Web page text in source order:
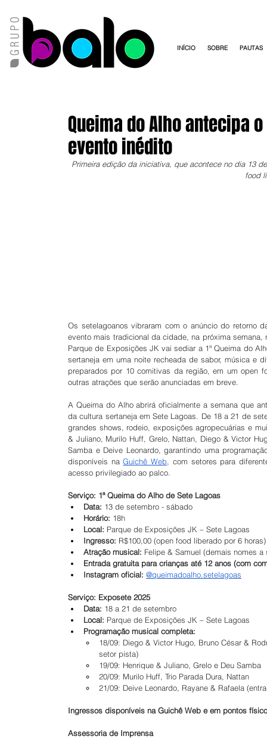
INÍCIO SOBRE PAUTAS
Queima do Alho antecipa
evento inédito
Primeira edição da iniciativa, que acontece no dia 13
food
Os setelagoanos vibraram com o anúncio do retorno
evento mais tradicional da cidade, na próxima
Parque de Exposições JK vai sediar a 1ª Queima do
sertaneja em uma noite recheada de sabor, música e
preparados por 10 comitivas da região, em um open
outras atrações que serão anunciadas em breve.
A Queima do Alho abrirá oficialmente a semana que
da cultura sertaneja em Sete Lagoas. De 18 a 21 de
grandes shows, rodeio, exposições agropecuárias e
& Juliano, Murilo Huff, Grelo, Nattan, Diego & Victor
Samba e Deive Leonardo, garantindo uma
disponíveis na Guichê Web, com setores para
acesso privilegiado ao palco.
Serviço: 1ª Queima do Alho de Sete Lagoas
Data: 13 de setembro - sábado
Horário: 18h
Local: Parque de Exposições JK – Sete Lagoas
Ingresso: R$100,00 (open food liberado por 6 horas)
Atração musical: Felipe & Samuel (demais nomes a
Entrada gratuita para crianças até 12 anos (com
Instagram oficial: @queimadoalho.setelagoas
Serviço: Exposete 2025
Data: 18 a 21 de setembro
Local: Parque de Exposições JK – Sete Lagoas
Programação musical completa:
18/09: Diego & Victor Hugo, Bruno César &
setor pista)
19/09: Henrique & Juliano, Grelo e Deu Samba
20/09: Murilo Huff, Trio Parada Dura, Nattan
21/09: Deive Leonardo, Rayane & Rafaela
Ingressos disponíveis na Guichê Web e em pontos
Assessoria de Imprensa